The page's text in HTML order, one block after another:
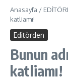
Anasayfa /
katliamı!
Editörden
Bunun
katliamı!